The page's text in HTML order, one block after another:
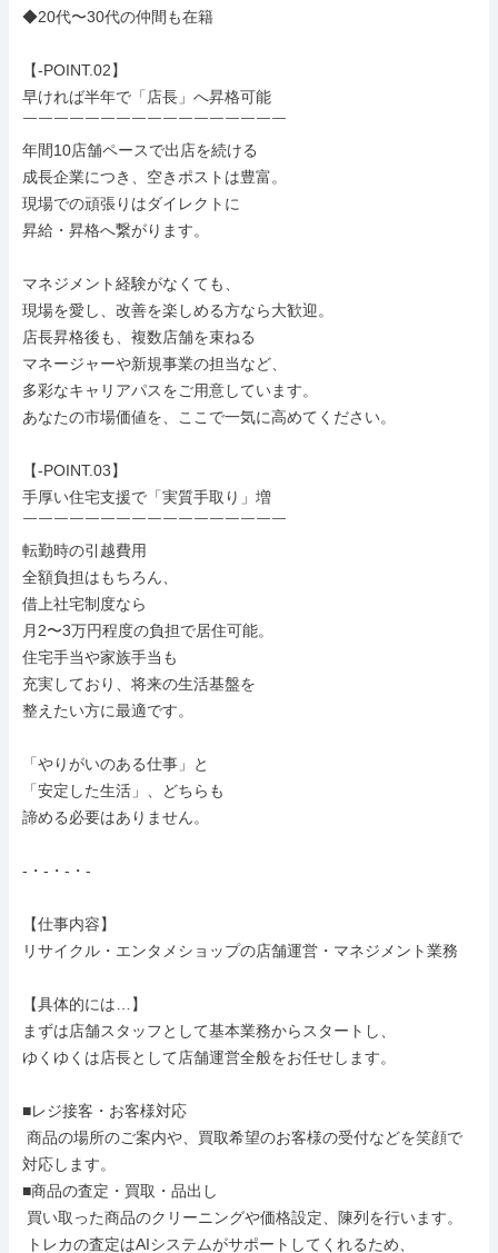
◆20代〜30代の仲間も在籍
【-POINT.02】
早ければ半年で「店長」へ昇格可能
￣￣￣￣￣￣￣￣￣￣￣￣￣￣￣￣￣
年間10店舗ペースで出店を続ける
成長企業につき、空きポストは豊富。
現場での頑張りはダイレクトに
昇給・昇格へ繋がります。
マネジメント経験がなくても、
現場を愛し、改善を楽しめる方なら大歓迎。
店長昇格後も、複数店舗を束ねる
マネージャーや新規事業の担当など、
多彩なキャリアパスをご用意しています。
あなたの市場価値を、ここで一気に高めてください。
【-POINT.03】
手厚い住宅支援で「実質手取り」増
￣￣￣￣￣￣￣￣￣￣￣￣￣￣￣￣￣
転勤時の引越費用
全額負担はもちろん、
借上社宅制度なら
月2〜3万円程度の負担で居住可能。
住宅手当や家族手当も
充実しており、将来の生活基盤を
整えたい方に最適です。
「やりがいのある仕事」と
「安定した生活」、どちらも
諦める必要はありません。
-・-・-・-
【仕事内容】
リサイクル・エンタメショップの店舗運営・マネジメント業務
【具体的には…】
まずは店舗スタッフとして基本業務からスタートし、
ゆくゆくは店長として店舗運営全般をお任せします。
■レジ接客・お客様対応
対応します。
■商品の査定・買取・品出し